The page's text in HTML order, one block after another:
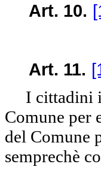
Art. 10.
Art. 11.
I cittadini
Comune per
del Comune
semprechè